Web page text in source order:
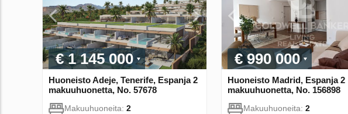
€ 1 145 000
Huoneisto Adeje, Tenerife, Espanja 2
makuuhuonetta, No. 57678
Makuuhuoneita: 2
€ 990 000
Huoneisto Madrid, Espanja 2
makuuhuonetta, No. 156898
Makuuhuoneita: 2